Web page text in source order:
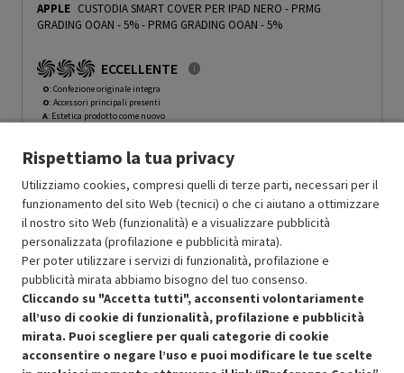
APPLE CUSTODIA SMART COVER PER IPAD NERO - PRMG
GRADING OOAN - 5%- PRMG GRADING OOAN - 5%
ECCELLENTE
O: Confezione originale integra
O: Accessori principali presenti
A: Estetica prodotto come nuovo
Prodotto Nuovo 59.00 -5%
Ricondizionato Prezzo ridotto da
56.05a-50%
In Promozione 28.02
Aggiungi al carrello
SCONTO RICONDIZIONATI
Approfitta dello sconto del 50% sul prodotto ricondizionato.
Rispettiamo la tua privacy
Utilizziamo cookies, compresi quelli di terze parti, necessari per il
funzionamento del sito Web (tecnici) o che ci aiutano a ottimizzare
il nostro sito Web (funzionalità) e a visualizzare pubblicità
personalizzata (profilazione e pubblicità mirata).
Per poter utilizzare i servizi di funzionalità, profilazione e
pubblicità mirata abbiamo bisogno del tuo consenso.
Cliccando su "Accetta tutti", acconsenti volontariamente
all’uso di cookie di funzionalità, profilazione e pubblicità
mirata. Puoi scegliere per quali categorie di cookie
acconsentire o negare l’uso e puoi modificare le tue scelte